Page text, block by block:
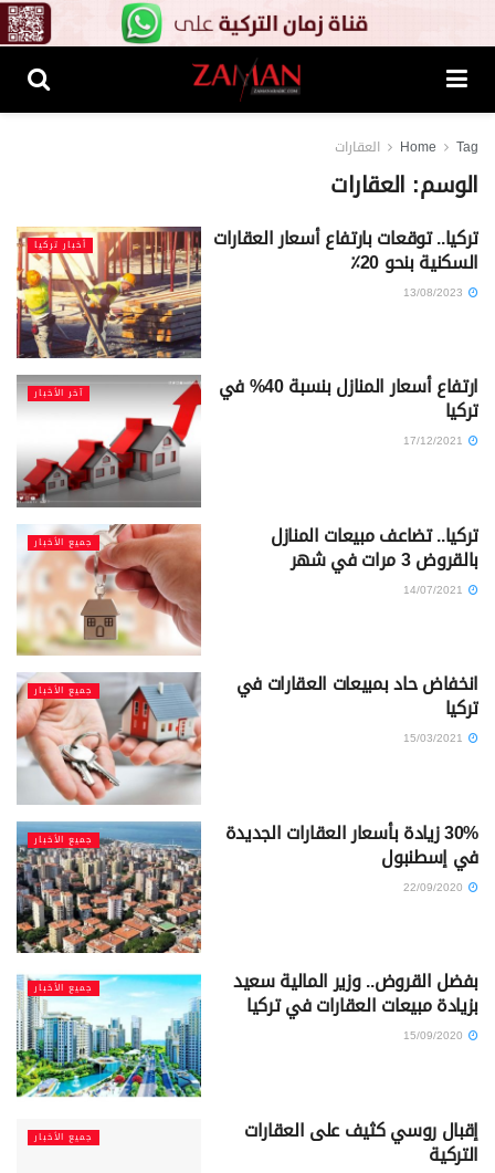
Home Tag العقارات
الوسم: العقارات
أخبار تركيا تركيا.. توقعات بارتفاع أسعار العقارات
السكنية بنحو 20٪
آخر الأخبار ارتفاع أسعار المنازل بنسبة 40% في
تركيا
جميع الأخبار تركيا.. تضاعف مبيعات المنازل
بالقروض 3 مرات في شهر
جميع الأخبار انخفاض حاد بمبيعات العقارات في
تركيا
جميع الأخبار 30% زيادة بأسعار العقارات الجديدة
في إسطنبول
جميع الأخبار بفضل القروض.. وزير المالية سعيد
بزيادة مبيعات العقارات في تركيا
جميع الأخبار إقبال روسي كثيف على العقارات
التركية